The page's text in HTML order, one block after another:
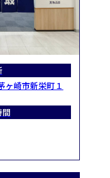
ヶ崎市新栄町１
間